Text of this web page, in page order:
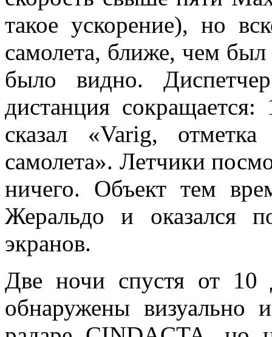
такое ускорение), но
самолета, ближе, чем был
было видно.
дистанция
сказал «Varig,
самолета». Летчики
ничего. Объект тем
Жеральдо и оказался
экранов.
Две ночи спустя от
обнаружены